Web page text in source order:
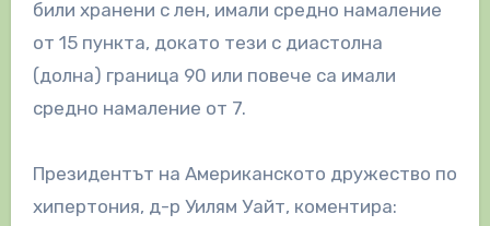
били хранени с лен, имали средно намаление
от 15 пункта, докато тези с диастолна
(долна) граница 90 или повече са имали
средно намаление от 7.
Президентът на Американското дружество по
хипертония, д-р Уилям Уайт, коментира: